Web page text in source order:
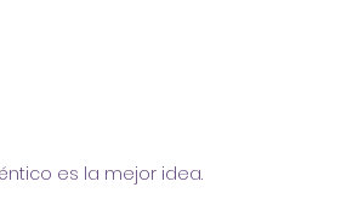
es la mejor idea.